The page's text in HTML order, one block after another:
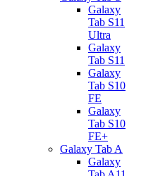
Galaxy
Tab S11
Ultra
Galaxy
Tab S11
Galaxy
Tab S10
FE
Galaxy
Tab S10
FE+
Galaxy Tab A
Galaxy